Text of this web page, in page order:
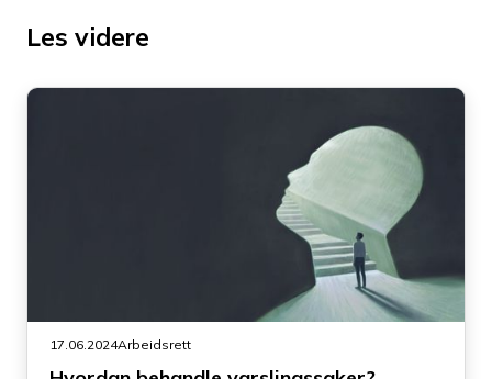
Les videre
17.06.2024Arbeidsrett